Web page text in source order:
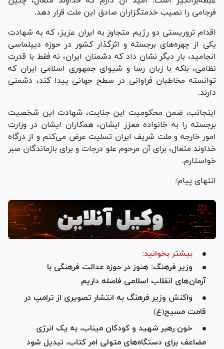
فرجامی را نصیب خدمتگزاران صادق این ملت قرار دهد.
اقدام تروریستی دو رژیم متجاوز به ایران عزیز، که به شهادت
یکی از چهره‌های برجسته و اثرگذار کشور در حوزه دیپلماسی
انجامید، بار دیگر نشان داد که دشمنان ایران، نه فقط با قدرت
نظامی، بلکه با زبان رسا و شیوای جمهوری اسلامی ایران که
توانسته مخاطبان فراوانی در سطح جهانی پیدا کند، دشمنی
دارند.
اینجانب، ضمن محکومیت این جنایت، شهادت این شخصیت
برجسته را به خانواده معزز ایشان، همکاران ایشان در وزارت
امور خارجه و ملت شریف ایران تسلیت عرض می‌کنم و از درگاه
خداوند متعال، برای آن مرحوم علو درجات و برای بازماندگان صبر
خواستارم.
انتهای پیام/
بیشتر بخوانید:
وزیر فرهنگ: هنوز در حوزه عدالت فرهنگی با
آرمان‌های انقلاب اسلامی فاصله داریم
واکنش وزیر فرهنگ به انتشار تصویری از ترامپ در
قامت مسیح(ع)
خون رهبر شهید و کودکان میناب، به یک انرژی
مضاعف برای دستگاه‌های متولی امر کتاب، تبدیل شود